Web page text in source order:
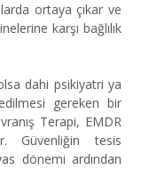
ortaya çıkar ve
karşı bağlılık
dahi psikiyatri ya
gereken bir
Terapi, EMDR
Güvenliğin tesis
dönemi ardından